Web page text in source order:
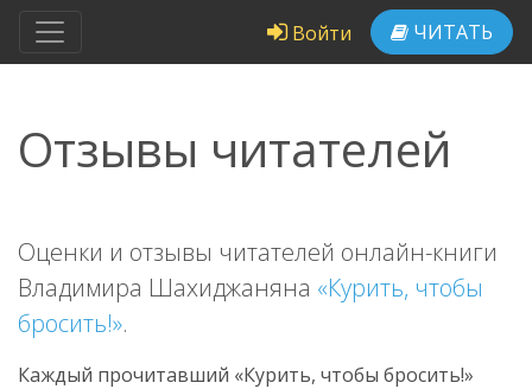
Войти ЧИТАТЬ
Отзывы читателей
Оценки и отзывы читателей онлайн-книги
Владимира Шахиджаняна «Курить, чтобы
бросить!».
Каждый прочитавший «Курить, чтобы бросить!»